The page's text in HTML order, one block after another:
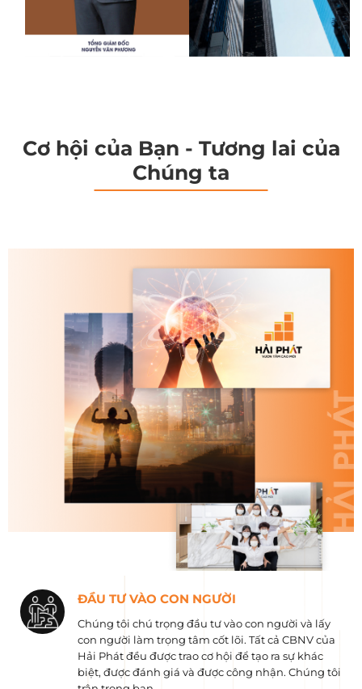
Cơ hội của Bạn - Tương lai của
Chúng ta
ĐẦU TƯ VÀO CON NGƯỜI
Chúng tôi chú trọng đầu tư vào con người và lấy
con người làm trọng tâm cốt lõi. Tất cả CBNV của
Hải Phát đều được trao cơ hội để tạo ra sự khác
biệt, được đánh giá và được công nhận. Chúng tôi